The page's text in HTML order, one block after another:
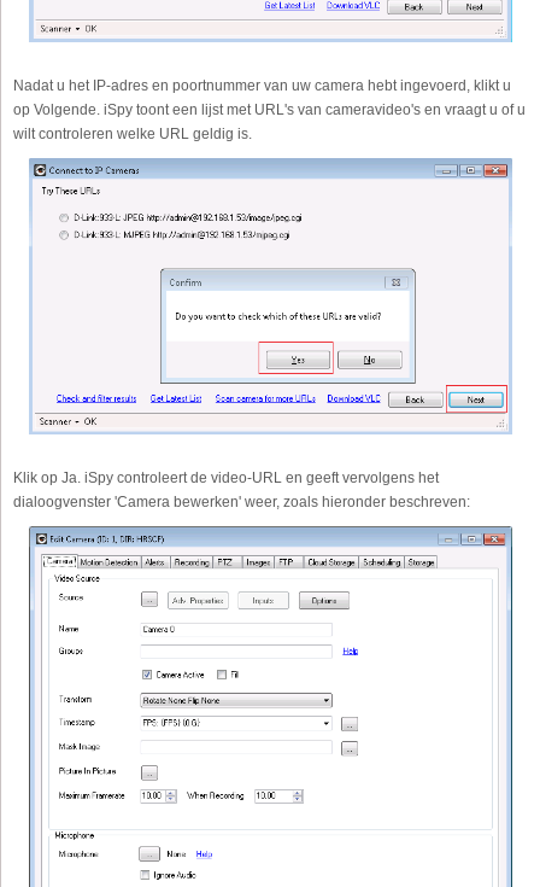
Nadat u het IP-adres en poortnummer van uw camera hebt ingevoerd, klikt u
op Volgende. iSpy toont een lijst met URL's van cameravideo's en vraagt u of u
wilt controleren welke URL geldig is.
Klik op Ja. iSpy controleert de video-URL en geeft vervolgens het
dialoogvenster 'Camera bewerken' weer, zoals hieronder beschreven: